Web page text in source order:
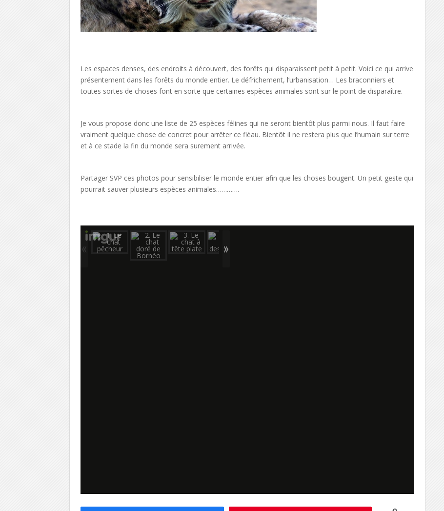
Les espaces denses, des endroits à découvert, des forêts qui disparaissent petit à petit. Voici ce qui arrive
présentement dans les forêts du monde entier. Le défrichement, l’urbanisation… Les braconniers et
toutes sortes de choses font en sorte que certaines espèces animales sont sur le point de disparaître.
Je vous propose donc une liste de 25 espèces félines qui ne seront bientôt plus parmi nous. Il faut faire
vraiment quelque chose de concret pour arrêter ce fléau. Bientôt il ne restera plus que l’humain sur terre
et à ce stade la fin du monde sera surement arrivée.
Partager SVP ces photos pour sensibiliser le monde entier afin que les choses bougent. Un petit geste qui
pourrait sauver plusieurs espèces animales………….